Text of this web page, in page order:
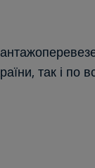
так і по